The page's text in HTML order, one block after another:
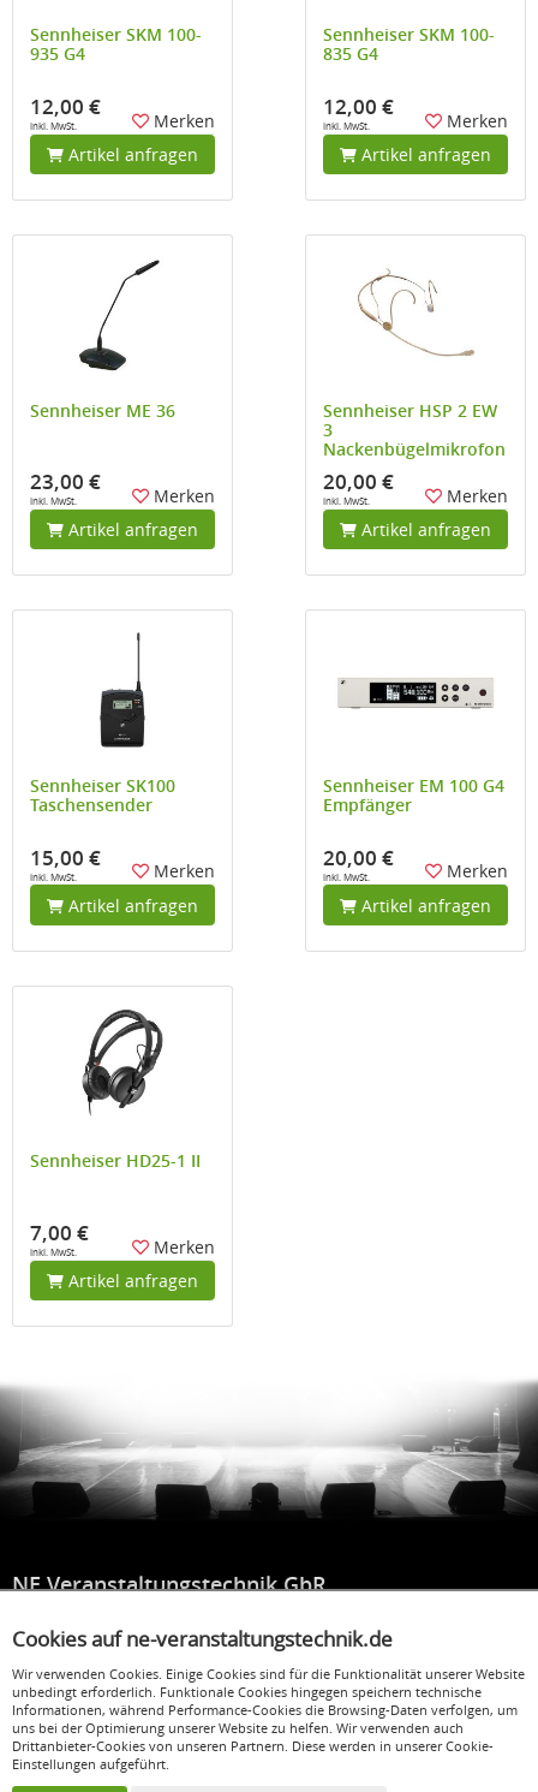
Sennheiser SKM 100-
935 G4
12,00 €
inkl. MwSt.
Merken
Artikel anfragen
Sennheiser SKM 100-
835 G4
12,00 €
inkl. MwSt.
Merken
Artikel anfragen
Sennheiser ME 36
23,00 €
inkl. MwSt.
Merken
Artikel anfragen
Sennheiser HSP 2 EW
3
Nackenbügelmikrofon
20,00 €
inkl. MwSt.
Merken
Artikel anfragen
Sennheiser SK100
Taschensender
15,00 €
inkl. MwSt.
Merken
Artikel anfragen
Sennheiser EM 100 G4
Empfänger
20,00 €
inkl. MwSt.
Merken
Artikel anfragen
Sennheiser HD25-1 II
7,00 €
inkl. MwSt.
Merken
Artikel anfragen
NE Veranstaltungstechnik GbR
Hauptstraße 169
52159 Roetgen
info@ne-veranstaltungstechnik.de
Social Media
Facebook
Cookies auf ne-veranstaltungstechnik.de
Wir verwenden Cookies. Einige Cookies sind für die Funktionalität unserer Website
unbedingt erforderlich. Funktionale Cookies hingegen speichern technische
Informationen, während Performance-Cookies die Browsing-Daten verfolgen, um
uns bei der Optimierung unserer Website zu helfen. Wir verwenden auch
Drittanbieter-Cookies von unseren Partnern. Diese werden in unserer Cookie-
Einstellungen aufgeführt.